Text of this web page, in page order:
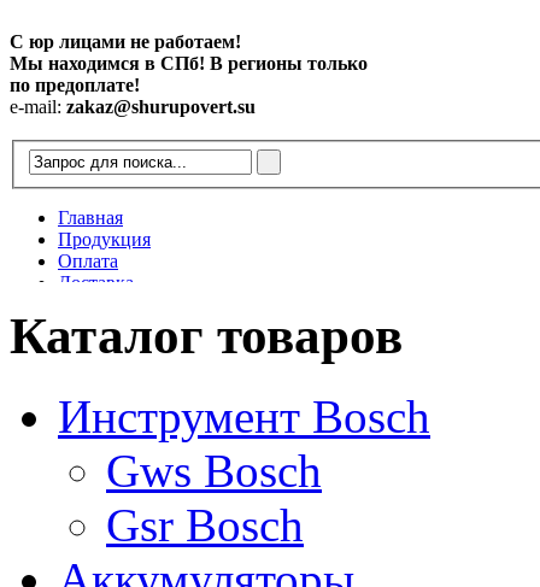
С юр лицами не работаем!
Мы находимся в СПб! В регионы только
по предоплате!
e-mail: zakaz@shurupovert.su
Главная
Продукция
Оплата
Доставка
Статьи
Каталог товаров
Инструмент Bosch
Gws Bosch
Gsr Bosch